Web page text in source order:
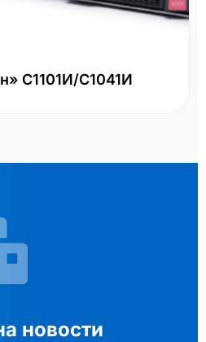
С1101И/С1041И
новости